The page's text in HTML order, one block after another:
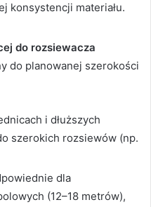
konsystencji materiału.
do rozsiewacza
do planowanej szerokości
i dłuższych
szerokich rozsiewów (np.
dla
(12–18 metrów),